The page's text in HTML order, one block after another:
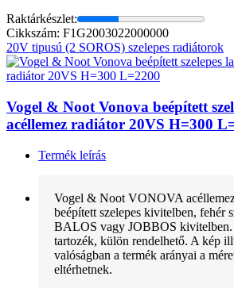
Raktárkészlet:
Cikkszám: F1G2003022000000
20V tipusú (2 SOROS) szelepes radiátorok
Vogel & Noot Vonova beépített
acéllemez radiátor 20VS H=300
Termék leírás
Vogel & Noot VONOVA
beépített szelepes kivitelben, fehér
BALOS vagy JOBBOS kivitelben.
tartozék, külön rendelhető. A kép
valóságban a termék arányai a
eltérhetnek.